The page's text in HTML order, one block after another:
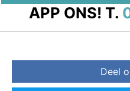
APP ONS! T.
Deel